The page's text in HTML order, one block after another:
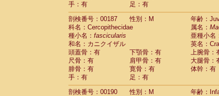
手：有
足：有
剖検番号：00187
性別：M
年齢：
科名：Cercopithecidae
属名：
種小名： fascicularis
亜種小名
和名：カニクイザル
英名：
頭蓋骨：有
下顎骨：有
上腕骨：
尺骨：有
肩甲骨：有
大腿骨：
腓骨：有
寛骨：有
体幹：有
手：有
足：有
剖検番号：00190
性別：M
年齢：